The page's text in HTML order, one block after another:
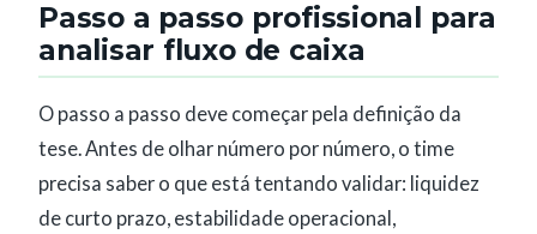
Passo a passo profissional para
analisar fluxo de caixa
O passo a passo deve começar pela definição da
tese. Antes de olhar número por número, o time
precisa saber o que está tentando validar: liquidez
de curto prazo, estabilidade operacional,